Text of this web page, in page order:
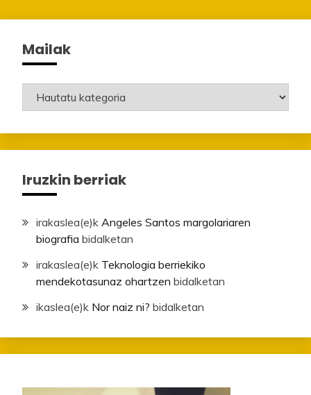
Mailak
Mailak
Iruzkin berriak
irakaslea(e)k Angeles Santos margolariaren
biografia bidalketan
irakaslea(e)k Teknologia berriekiko
mendekotasunaz ohartzen bidalketan
ikaslea(e)k Nor naiz ni? bidalketan